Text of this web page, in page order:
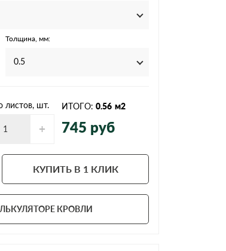
Толщина, мм:
0.5
листов, шт.
+
ИТОГО: 0.56 м2
745 руб
КУПИТЬ В 1 КЛИК
КРОВЛИ